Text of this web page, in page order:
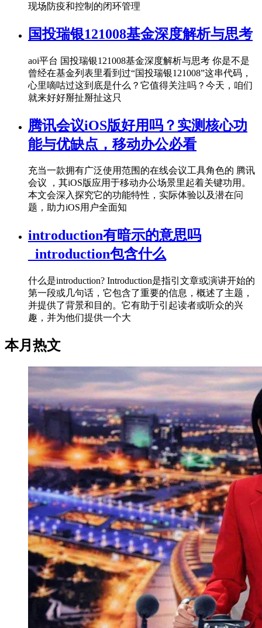
现场防疫和控制的闭环管理
国投瑞银121008基金深度解析与思考
aoi平台 国投瑞银121008基金深度解析与思考 你是不是
曾经在基金列表里看到过“国投瑞银121008”这串代码，
心里嘀咕过这到底是什么？它值得关注吗？今天，咱们
就来好好掰扯掰扯这只
腾讯会议iOS版好用吗？实测核心功
能与优缺点，移动办公必看
充当一款拥有广泛使用范围的在线会议工具角色的 腾讯
会议 ，其iOS版应用于移动办公场景里起着关键功用。
本文会深入探究它的功能特性，实际体验以及潜在问
题，助力iOS用户全面知
introduction有暗示的意思吗
_introduction包含什么
什么是introduction? Introduction是指引文章或演讲开始的
第一段或几句话，它包含了重要的信息，概述了主题，
并提供了背景和目的。它有助于引起读者或听众的兴
趣，并为他们提供一个大
本月热文